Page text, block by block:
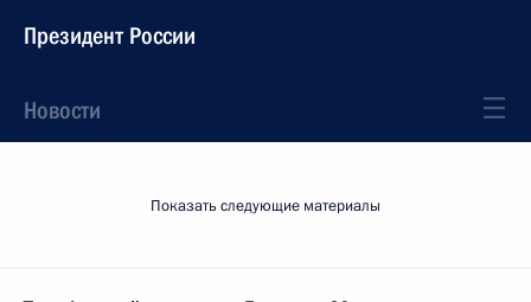
Президент России
Новости
Показать следующие материалы